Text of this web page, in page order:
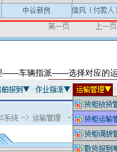
车辆指派——选择对应的运